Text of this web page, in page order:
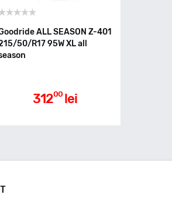
ALL SEASON Z-401
50/R17 95W XL all
31200 lei